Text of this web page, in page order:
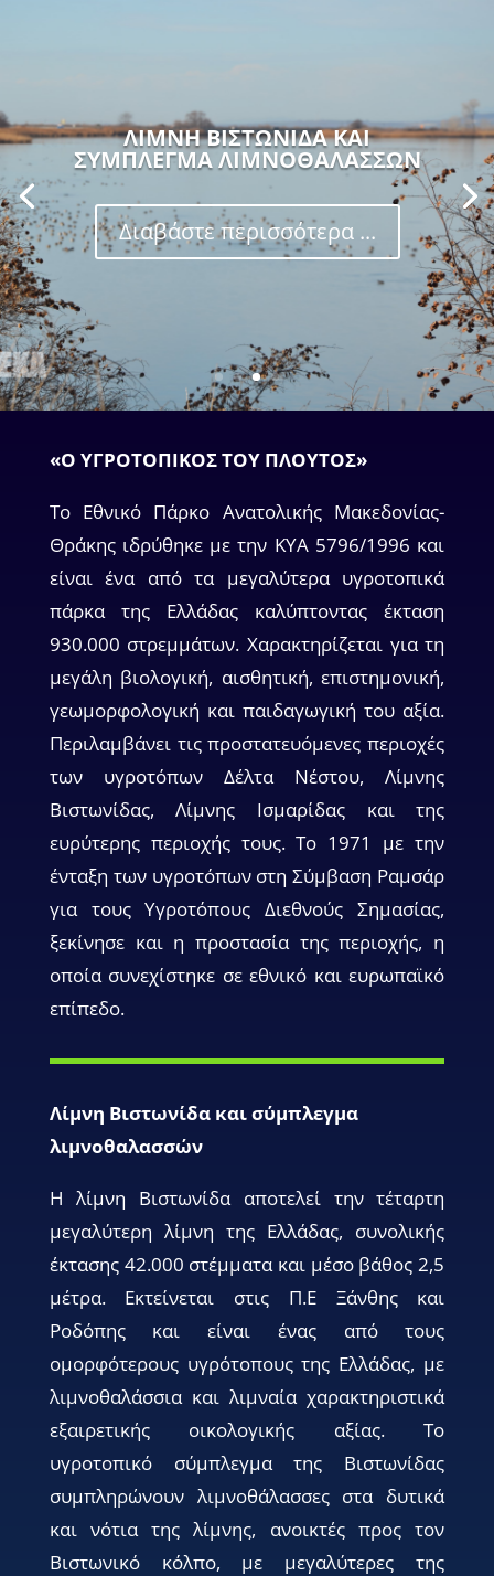
ΛΙΜΝΗ ΒΙΣΤΩΝΙΔΑ ΚΑΙ
ΣΥΜΠΛΕΓΜΑ ΛΙΜΝΟΘΑΛΑΣΣΩΝ
Διαβάστε περισσότερα ...
«Ο ΥΓΡΟΤΟΠΙΚΟΣ ΤΟΥ ΠΛΟΥΤΟΣ»
Το Εθνικό Πάρκο Ανατολικής Μακεδονίας-
Θράκης ιδρύθηκε µε την ΚΥΑ 5796/1996 και
είναι ένα από τα µεγαλύτερα υγροτοπικά
πάρκα της Ελλάδας καλύπτοντας έκταση
930.000 στρεµµάτων. Χαρακτηρίζεται για τη
µεγάλη βιολογική, αισθητική, επιστηµονική,
γεωµορφολογική και παιδαγωγική του αξία.
Περιλαµβάνει τις προστατευόµενες περιοχές
των υγροτόπων Δέλτα Νέστου, Λίµνης
Βιστωνίδας, Λίµνης Ισµαρίδας και της
ευρύτερης περιοχής τους. Το 1971 µε την
ένταξη των υγροτόπων στη Σύµβαση Ραµσάρ
για τους Υγροτόπους Διεθνούς Σηµασίας,
ξεκίνησε και η προστασία της περιοχής, η
οποία συνεχίστηκε σε εθνικό και ευρωπαϊκό
επίπεδο.
Λίµνη Βιστωνίδα και σύµπλεγµα
λιµνοθαλασσών
Η λίµνη Βιστωνίδα αποτελεί την τέταρτη
µεγαλύτερη λίµνη της Ελλάδας, συνολικής
έκτασης 42.000 στέµµατα και µέσο βάθος 2,5
µέτρα. Εκτείνεται στις Π.Ε Ξάνθης και
Ροδόπης και είναι ένας από τους
οµορφότερους υγρότοπους της Ελλάδας, µε
λιµνοθαλάσσια και λιµναία χαρακτηριστικά
εξαιρετικής οικολογικής αξίας. Το
υγροτοπικό σύµπλεγµα της Βιστωνίδας
συµπληρώνουν λιμνοθάλασσες στα δυτικά
και νότια της λίμνης, ανοικτές προς τον
Βιστωνικό κόλπο, με μεγαλύτερες της